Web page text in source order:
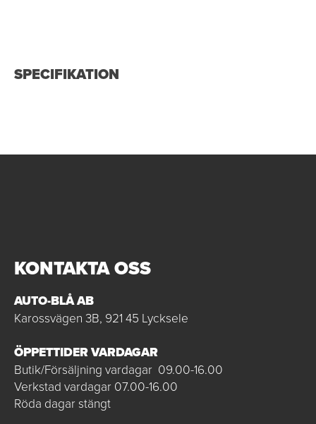
SPECIFIKATION
KONTAKTA OSS
AUTO-BLÅ AB
Karossvägen 3B, 921 45 Lycksele
ÖPPETTIDER VARDAGAR
Butik/Försäljning vardagar 09.00-16.00
Verkstad vardagar 07.00-16.00
Röda dagar stängt